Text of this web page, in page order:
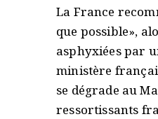
La France
que possible»,
asphyxiées par
ministère
se dégrade au
ressortissants